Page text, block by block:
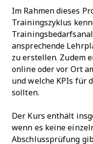
Im Rahmen dieses
Trainingszyklus
ansprechende
zu erstellen. Zudem
online oder vor Ort
und welche KPIs für
sollten.
Der Kurs enthält
wenn es keine
Abschlussprüfung